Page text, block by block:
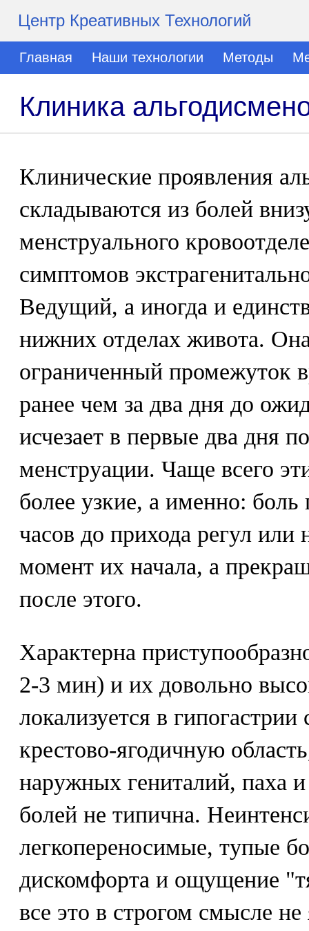
Центр Креативных Технологий
Главная Наши технологии Методы
Клиника
Клинические проявления
складываются из болей
менструального
симптомов
Ведущий, а иногда и
нижних отделах живота.
ограниченный промежуток
ранее чем за два дня до
исчезает в первые два дня
менструации. Чаще всего
более узкие, а именно: боль
часов до прихода регул или
момент их начала, а
после этого.
Характерна
2-3 мин) и их довольно
локализуется в
крестово-ягодичную
наружных гениталий, паха
болей не типична.
легкопереносимые, тупые
дискомфорта и ощущение
все это в строгом смысле не